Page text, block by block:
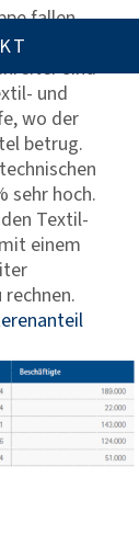
fallen.
sind
und
wo der
betrug.
sehr hoch.
Textil-
einem